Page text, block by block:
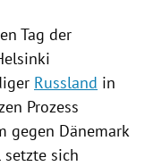
Tag der
Russland in
Prozess
gegen Dänemark
setzte sich